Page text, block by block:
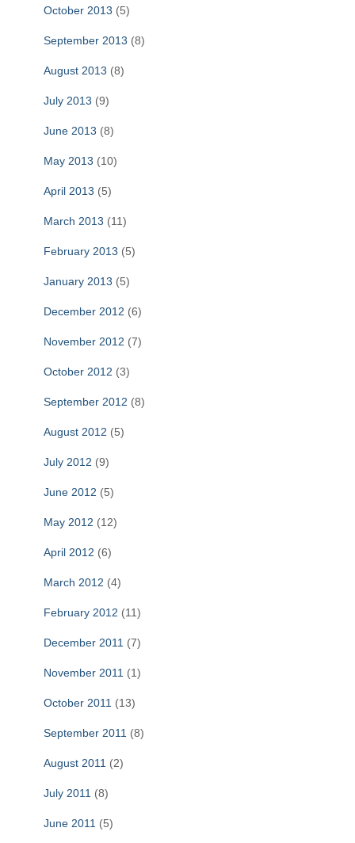
October 2013 (5)
September 2013 (8)
August 2013 (8)
July 2013 (9)
June 2013 (8)
May 2013 (10)
April 2013 (5)
March 2013 (11)
February 2013 (5)
January 2013 (5)
December 2012 (6)
November 2012 (7)
October 2012 (3)
September 2012 (8)
August 2012 (5)
July 2012 (9)
June 2012 (5)
May 2012 (12)
April 2012 (6)
March 2012 (4)
February 2012 (11)
December 2011 (7)
November 2011 (1)
October 2011 (13)
September 2011 (8)
August 2011 (2)
July 2011 (8)
June 2011 (5)